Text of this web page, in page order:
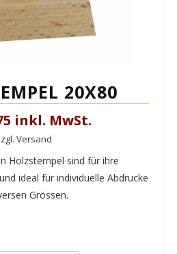
20X80
inkl. MwSt.
Versand
Holzstempel sind für ihre
ideal für individuelle Abdrucke
Grössen.